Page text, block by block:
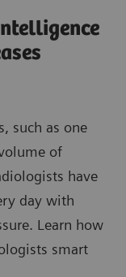
such as one
of
have
day with
Learn how
smart